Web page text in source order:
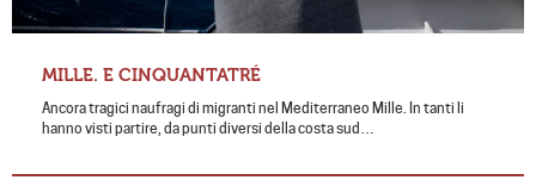
MILLE. E CINQUANTATRÉ
Ancora tragici naufragi di migranti nel Mediterraneo Mille. In tanti li
hanno visti partire, da punti diversi della costa sud…